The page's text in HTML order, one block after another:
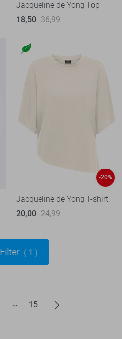
Jacqueline de Yong Top
18,50 36,99
-20%
Jacqueline de Yong T-shirt
20,00 24,99
Filter 1
15